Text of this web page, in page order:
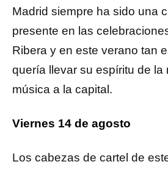
Madrid siempre ha sido una
presente en las
Ribera y en este verano tan
quería llevar su espíritu de la
música a la capital.
Viernes 14 de agosto
Los cabezas de cartel de